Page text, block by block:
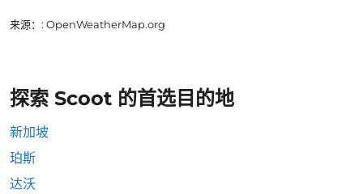
来源： : OpenWeatherMap.org
探索 Scoot 的首选目的地
新加坡
珀斯
达沃